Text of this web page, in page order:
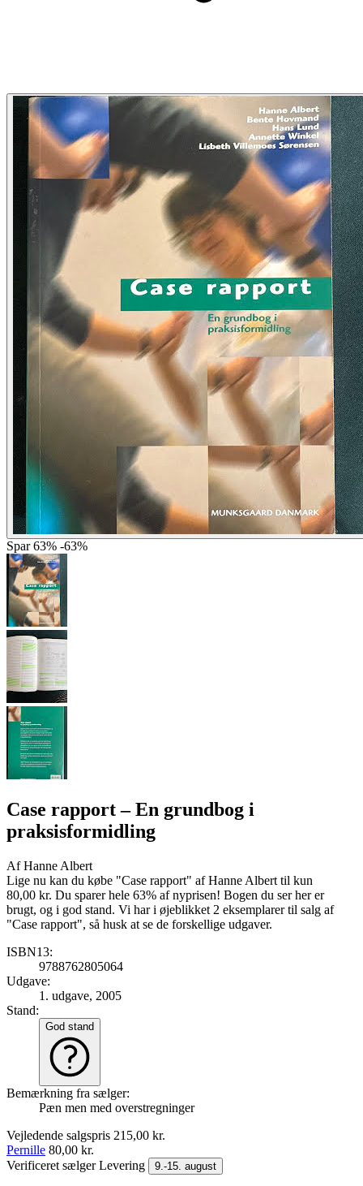
Spar 63% -63%
Case rapport– En grundbog i
praksisformidling
AfHanne Albert
Lige nu kan du købe "Case rapport" af Hanne Albert til kun
80,00 kr. Du sparer hele 63% af nyprisen! Bogen du ser her er
brugt, og i god stand. Vi har i øjeblikket 2 eksemplarer til salg af
"Case rapport", så husk at se de forskellige udgaver.
ISBN13:
9788762805064
Udgave:
1. udgave, 2005
Stand:
God stand
Bemærkning fra sælger:
Pæn men med overstregninger
Vejledende salgspris 215,00 kr.
Pernille 80,00 kr.
Verificeret sælgerLevering 9.-15. august